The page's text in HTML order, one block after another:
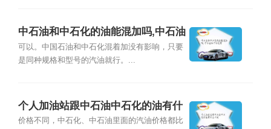
中石油和中石化的油能混加吗,中石油
和中石化有
可以。中国石油和中石化混着加没有影响，只要
是同种规格和型号的汽油就行。...
个人加油站跟中石油中石化的油有什
么不同
价格不同，中石化、中石油里面的汽油价格都比